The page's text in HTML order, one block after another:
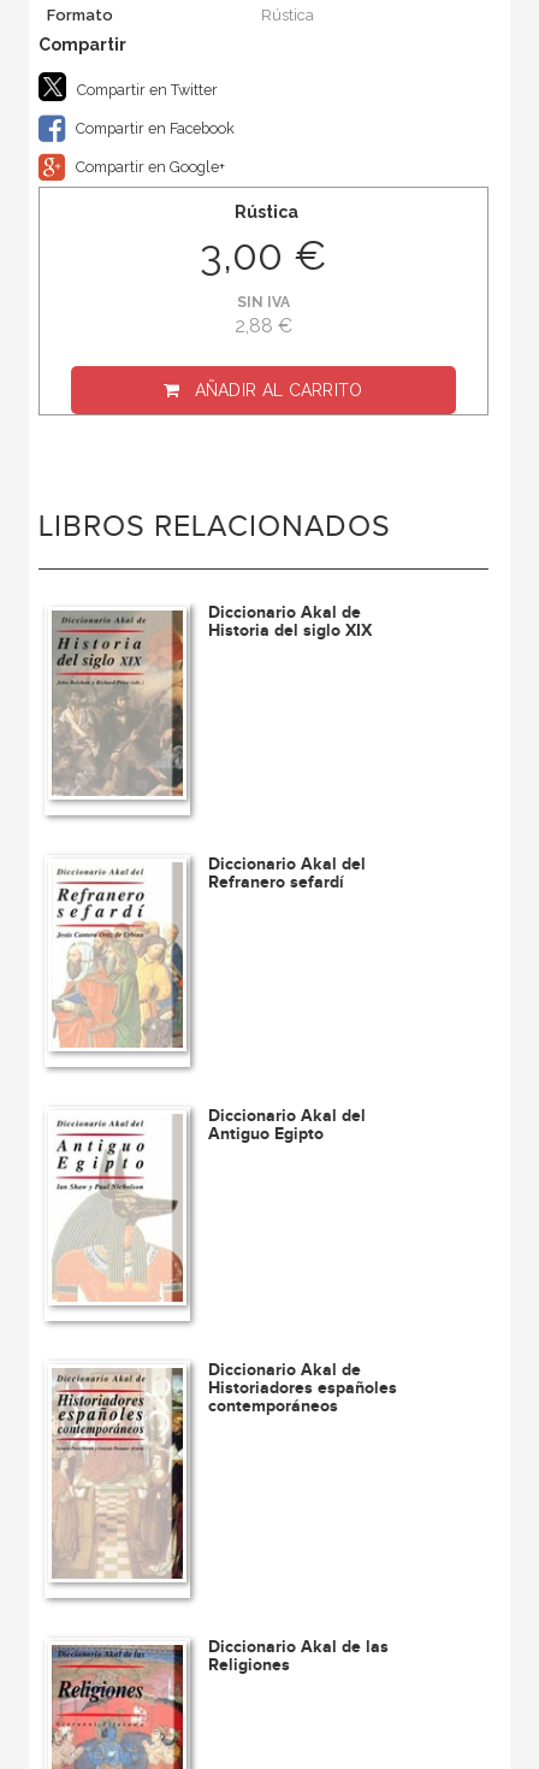
Formato
Rústica
Compartir en Twitter
Compartir en Facebook
Compartir en Google+
Rústica
3,00 €
SIN IVA
2,88 €
AÑADIR AL CARRITO
LIBROS RELACIONADOS
Diccionario Akal de
Historia del siglo XIX
Diccionario Akal del
Refranero sefardí
Diccionario Akal del
Antiguo Egipto
Diccionario Akal de
Historiadores españoles
contemporáneos
Diccionario Akal de las
Religiones